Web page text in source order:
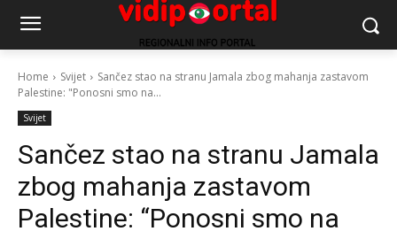
Home Svijet
Sančez stao na stranu Jamala zbog mahanja zastavom
Palestine: "Ponosni smo na...
Svijet
Sančez stao na stranu Jamala
zbog mahanja zastavom
Palestine: “Ponosni smo na